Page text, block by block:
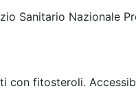
Sanitario Nazionale
con fitosteroli.